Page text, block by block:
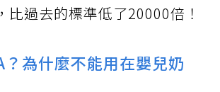
比過去的標準低了20000倍！
為什麼不能用在嬰兒奶